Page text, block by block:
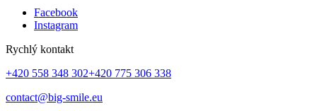
Facebook
Instagram
Rychlý kontakt
+420 558 348 302+420 775 306 338
contact@big-smile.eu